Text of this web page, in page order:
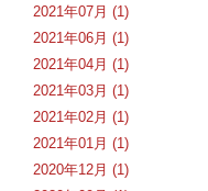
2021年07月 (1)
2021年06月 (1)
2021年04月 (1)
2021年03月 (1)
2021年02月 (1)
2021年01月 (1)
2020年12月 (1)